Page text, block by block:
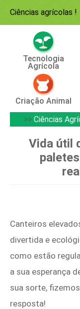
Ciências agrícolas !
Tecnologia
Agrícola
Criação Animal
>> Ciências
Vida útil
Canteiros
divertida e
como estão
a sua esperança
sua sorte,
resposta!